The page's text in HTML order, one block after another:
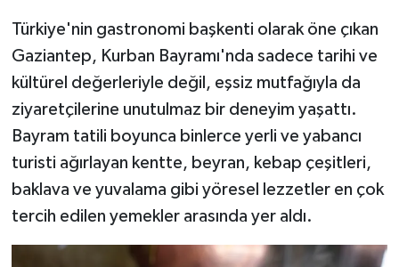
Türkiye'nin gastronomi başkenti olarak öne çıkan
Gaziantep, Kurban Bayramı'nda sadece tarihi ve
kültürel değerleriyle değil, eşsiz mutfağıyla da
ziyaretçilerine unutulmaz bir deneyim yaşattı.
Bayram tatili boyunca binlerce yerli ve yabancı
turisti ağırlayan kentte, beyran, kebap çeşitleri,
baklava ve yuvalama gibi yöresel lezzetler en çok
tercih edilen yemekler arasında yer aldı.
Yemek